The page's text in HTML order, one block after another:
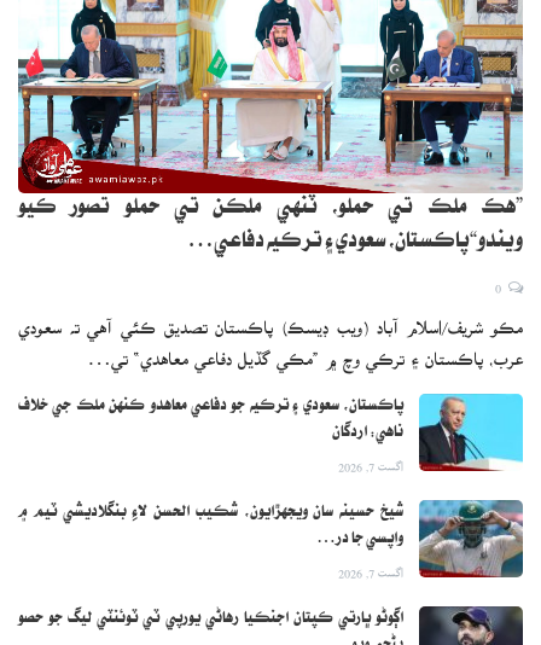
”هڪ ملڪ تي حملو، ٽنهي ملڪن تي حملو تصور ڪيو
ويندو“پاڪستان، سعودي ۽ ترڪيه دفاعي…
مڪو شريف/اسلام آباد (ويب ڊيسڪ) پاڪستان تصديق ڪئي آهي ته سعودي
عرب، پاڪستان ۽ ترڪي وچ ۾ ”مڪي گڏيل دفاعي معاهدي“ تي…
پاڪستان، سعودي ۽ ترڪيه جو دفاعي معاهدو ڪنهن ملڪ جي خلاف
ناهي: اردگان
اگست 7, 2026
شيخ حسينه سان ويجهڙايون، شڪيب الحسن لاءِ بنگلاديشي ٽيم ۾
واپسي جا در…
اگست 7, 2026
اڳوڻو ڀارتي ڪپتان اجنڪيا رهاڻي يورپي ٽي ٽوئنٽي ليگ جو حصو